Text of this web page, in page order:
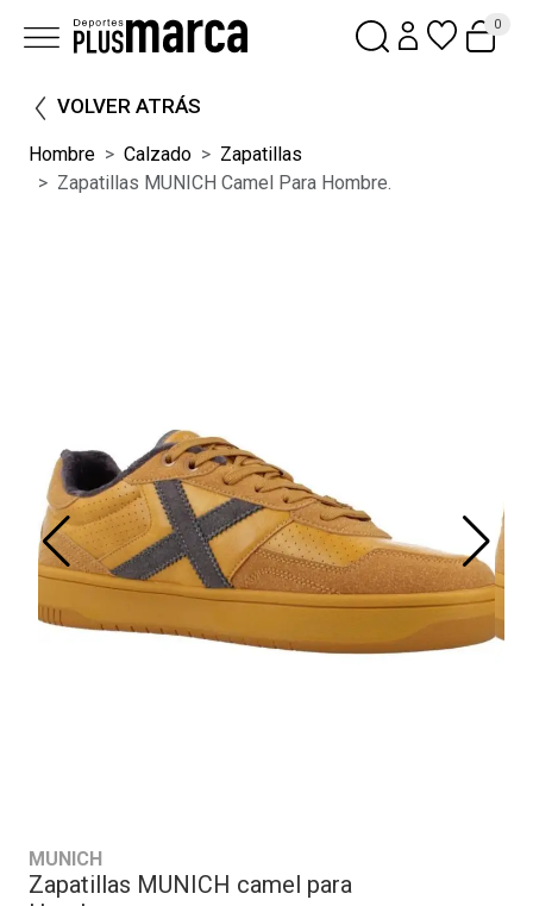
0
VOLVER ATRÁS
Hombre Calzado
Zapatillas
Zapatillas MUNICH Camel Para Hombre.
MUNICH
Zapatillas MUNICH camel para